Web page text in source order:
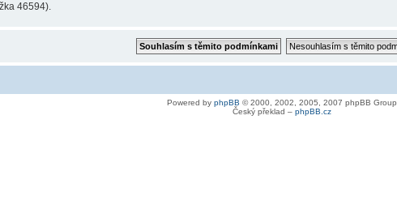
46594).
Powered by phpBB © 2000, 2002, 2005, 2007 phpBB Group
Český překlad – phpBB.cz